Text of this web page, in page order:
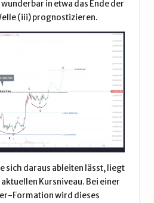
in etwa das Ende der
(iii) prognostizieren.
sich daraus ableiten lässt, liegt
Kursniveau. Bei einer
Formation wird dieses